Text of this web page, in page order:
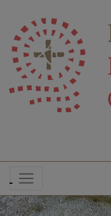
Inhalt
Hauptnavigation